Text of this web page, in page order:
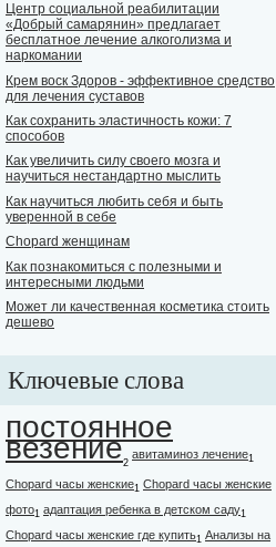
Центр социальной реабилитации
«Добрый самарянин» предлагает
бесплатное лечение алкоголизма и
наркомании
Крем воск Здоров - эффективное средство
для лечения суставов
Как сохранить эластичность кожи: 7
способов
Как увеличить силу своего мозга и
научиться нестандартно мыслить
Как научиться любить себя и быть
уверенной в себе
Chopard женщинам
Как познакомиться с полезными и
интересными людьми
Может ли качественная косметика стоить
дешево
Ключевые слова
постоянное
везение2
авитаминоз лечение1
Chopard часы женские1 Chopard часы женские
фото1 адаптация ребенка в детском саду1
Chopard часы женские где купить1 Анализы на